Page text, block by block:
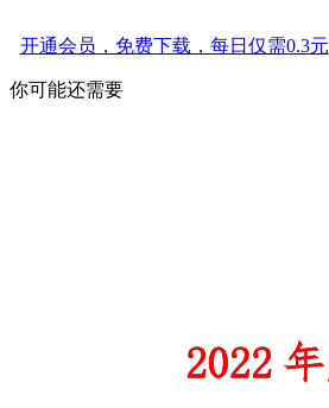
开通会员，免费下载，每日仅需0.3元
你可能还需要